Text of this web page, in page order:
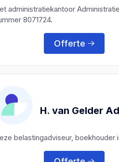
administratiekantoor
8071724.
Offerte
H. van Gelder
belastingadviseur,